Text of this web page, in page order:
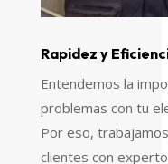
Rapidez y
Entendemos la
problemas con tu
Por eso,
clientes con